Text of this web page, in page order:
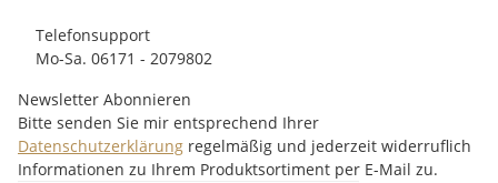
Telefonsupport
Mo-Sa. 06171 - 2079802
Newsletter Abonnieren
Bitte senden Sie mir entsprechend Ihrer
Datenschutzerklärung regelmäßig und jederzeit widerruflich
Informationen zu Ihrem Produktsortiment per E-Mail zu.